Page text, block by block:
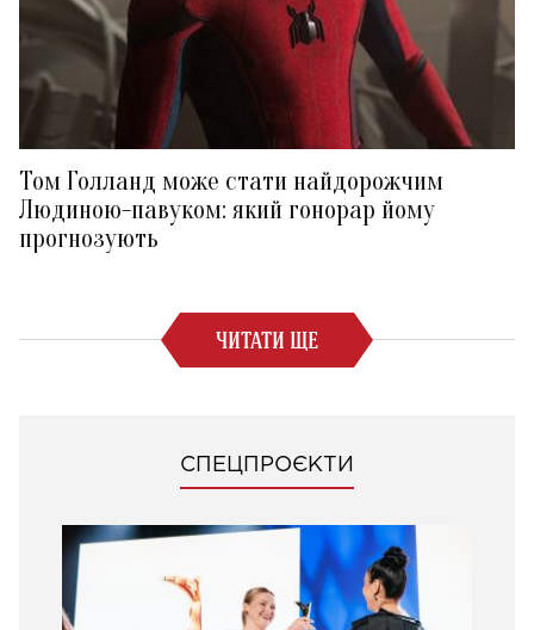
Том Голланд може стати найдорожчим
Людиною-павуком: який гонорар йому
прогнозують
ЧИТАТИ ЩЕ
СПЕЦПРОЄКТИ